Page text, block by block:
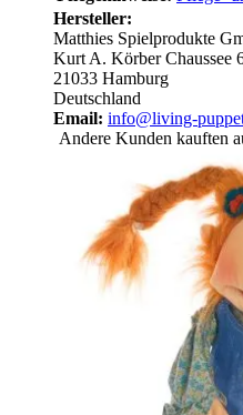
Hersteller:
Matthies Spielprodukte
Kurt A. Körber Chaussee
21033 Hamburg
Deutschland
Email: info@living-
Andere Kunden kauften